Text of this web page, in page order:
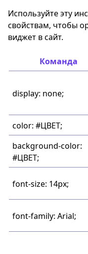
Используйте эту
свойствам, чтобы
виджет в сайт.
Команда
display: none;
color: #ЦВЕТ;
background-color:
#ЦВЕТ;
font-size: 14px;
font-family: Arial;